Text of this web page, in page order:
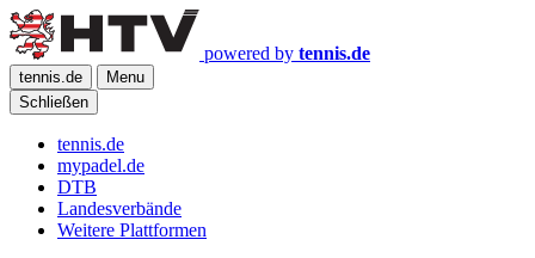
powered by tennis.de
tennis.de
Menu
Schließen
tennis.de
mypadel.de
DTB
Landesverbände
Weitere Plattformen